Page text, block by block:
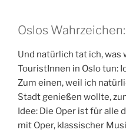
Oslos
Und natürlich tat ich, was
TouristInnen in Oslo tun:
Zum einen, weil ich
Stadt genießen wollte,
Idee: Die Oper ist für alle
mit Oper, klassischer